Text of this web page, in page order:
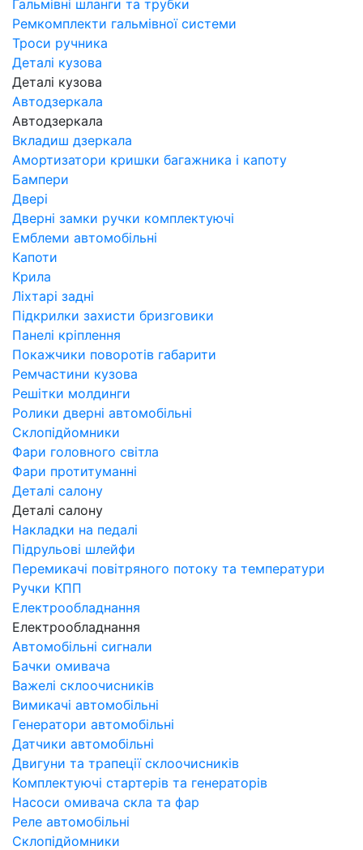
Гальмівні шланги та трубки
Ремкомплекти гальмівної системи
Троси ручника
Деталі кузова
Деталі кузова
Автодзеркала
Автодзеркала
Вкладиш дзеркала
Амортизатори кришки багажника і капоту
Бампери
Двері
Дверні замки ручки комплектуючі
Емблеми автомобільні
Капоти
Крила
Ліхтарі задні
Підкрилки захисти бризговики
Панелі кріплення
Покажчики поворотів габарити
Ремчастини кузова
Решітки молдинги
Ролики дверні автомобільні
Склопідйомники
Фари головного світла
Фари протитуманні
Деталі салону
Деталі салону
Накладки на педалі
Підрульові шлейфи
Перемикачі повітряного потоку та температури
Ручки КПП
Електрообладнання
Електрообладнання
Автомобільні сигнали
Бачки омивача
Важелі склоочисників
Вимикачі автомобільні
Генератори автомобільні
Датчики автомобільні
Двигуни та трапеції склоочисників
Комплектуючі стартерів та генераторів
Насоси омивача скла та фар
Реле автомобільні
Склопідйомники